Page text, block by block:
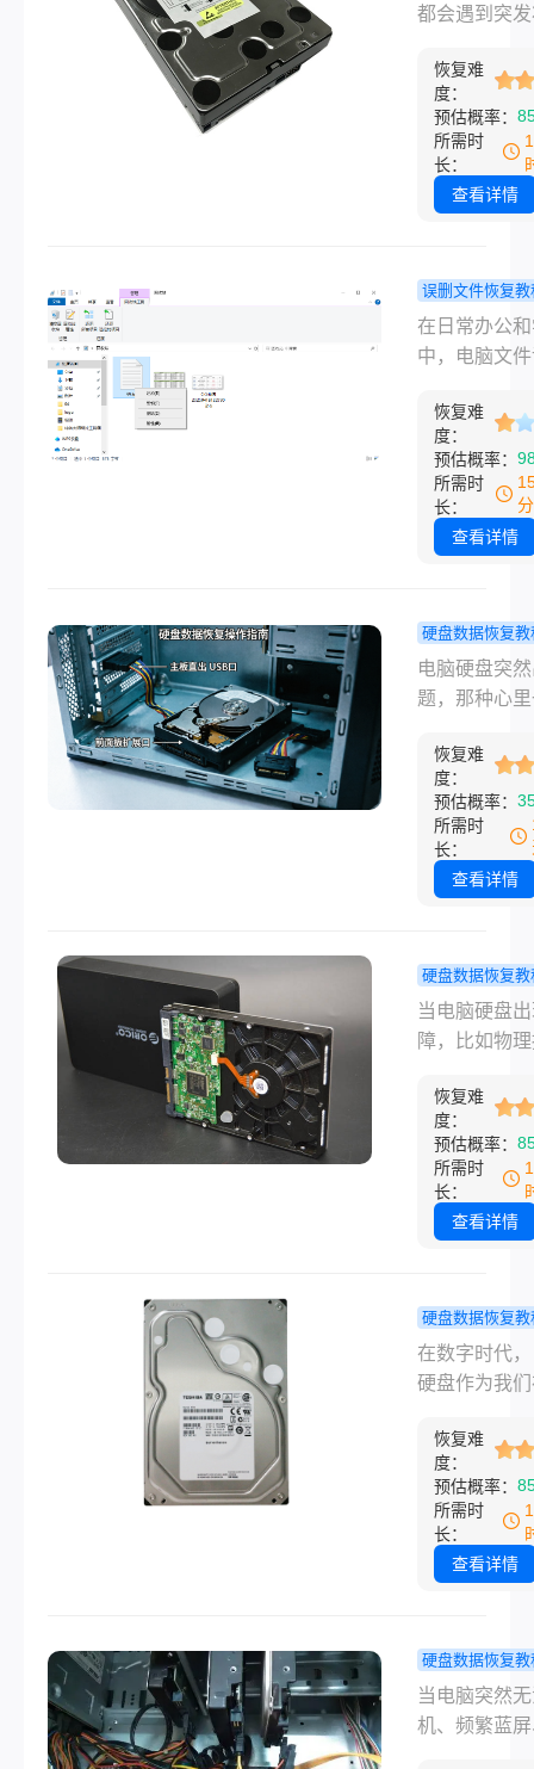
档。他当时
消息说“感觉
了”，问笔记
盘格式化了
复。
不见了？这
试试！
都会遇到突
夹发现所有
空消失，或
提示为空、
显示，辛苦
工作资料、
电脑硬盘数
大多不是永
毁，多数是
障、误操作
数据隐藏或
除，搞懂电
硬盘数据怎
复，就能有
大部分文件
按照从系统
线下修复的
整理了可落
操办法，覆
硬盘格式化
据消失等常
场景。
恢复难
度：
预估概率：
所需时
长：
查看详情
误删文件恢复教
脑文件误删
何恢复？这
在日常办公
中，电脑文
见问题——无
手滑按了
键、清空回
的疏忽，还
崩溃导致的
等数据瞬间"
很多用户误
除后数据彻
失，实则不
脑文件误删
恢复是有科
的，且及时
恢复成功率
90%以上。
结合多年数
你安全、高
丢失数据。
恢复难
度：
预估概率：
所需时
长：
查看详情
硬盘数据恢复教
脑硬盘坏了
恢复数据？
响，我试过
个办法！
电脑硬盘突
题，那种心
知道。不管
硬盘的咔咔
还是固态硬
征兆地认不
第一反应都
恢复数据，
说难也难说
简单，取决
到底坏到什
度。下面按
重、从自己
到得花钱找
的顺序，把
法说清楚，
辑故障、分
等常见情况。
恢复难
度：
预估概率：
所需时
长：
查看详情
硬盘数据恢复教
脑硬盘坏了
恢复数据？
来！
当电脑硬盘
障，比如物
件系统损坏
能会导致存
中的重要数
失。数据丢
影响我们的
失。因此，
盘坏了怎么
据成为了一
的问题。本
您提供一份
电脑硬盘数
指南，帮助
盘故障中找
的数据。
恢复难
度：
预估概率：
所需时
长：
查看详情
硬盘数据恢复教
脑硬盘坏了
把数据弄出
据恢复方法
在数字时代
硬盘作为我
料和重要信
键设备，一
故障或损坏
会引发巨大
和恐慌。然
以采取一系
来尽力抢救
那么电脑硬
怎么把数据
恢复难
度：
预估概率：
所需时
长：
查看详情
硬盘数据恢复教
脑坏了如何
硬盘的资料
当电脑突然
机、频繁蓝